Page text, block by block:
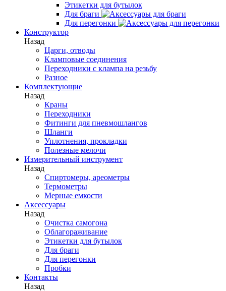
Этикетки для бутылок
Для браги
Для перегонки
Конструктор
Назад
Царги, отводы
Кламповые соединения
Переходники с клампа на резьбу
Разное
Комплектующие
Назад
Краны
Переходники
Фитинги для пневмошлангов
Шланги
Уплотнения, прокладки
Полезные мелочи
Измерительный инструмент
Назад
Спиртомеры, ареометры
Термометры
Мерные емкости
Аксессуары
Назад
Очистка самогона
Облагораживание
Этикетки для бутылок
Для браги
Для перегонки
Пробки
Контакты
Назад